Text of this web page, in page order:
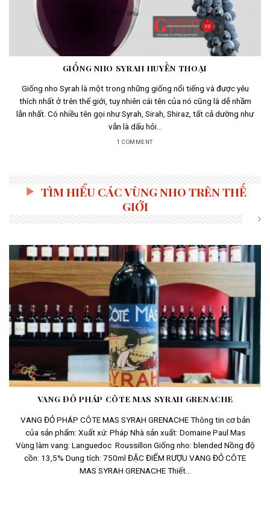
GIỐNG NHO SYRAH HUYỀN THOẠI
Giống nho Syrah là một trong những giống nổi tiếng và được yêu
thích nhất ở trên thế giới, tuy nhiên cái tên của nó cũng là dễ nhầm
lẫn nhất. Có nhiều tên gọi như Syrah, Sirah, Shiraz, tất cả dường như
vẫn là dấu hỏi...
1 COMMENT
TÌM HIỂU CÁC VÙNG NHO TRÊN THẾ
GIỚI
VANG ĐỎ PHÁP CÔTE MAS SYRAH GRENACHE
VANG ĐỎ PHÁP CÔTE MAS SYRAH GRENACHE Thông tin cơ bản
của sản phẩm: Xuất xứ: Pháp Nhà sản xuất: Domaine Paul Mas
Vùng làm vang: Languedoc Roussillon Giống nho: blended Nồng độ
cồn: 13,5% Dung tích: 750ml ĐẶC ĐIỂM RƯỢU VANG ĐỎ CÔTE
MAS SYRAH GRENACHE Thiết...